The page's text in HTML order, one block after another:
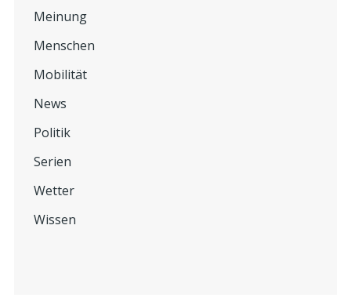
Meinung
Menschen
Mobilität
News
Politik
Serien
Wetter
Wissen